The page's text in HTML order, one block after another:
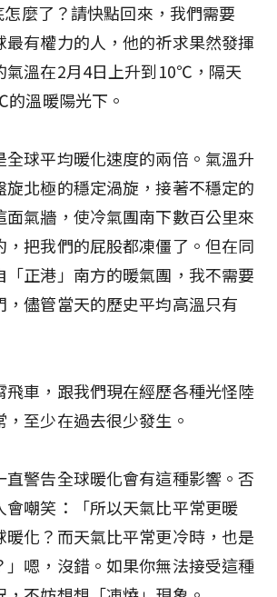
麼了？請快點回來，我們需要
最有權力的人，他的祈求果然發揮
氣溫在2月4日上升到10℃，隔天
溫暖陽光下。
全球平均暖化速度的兩倍。氣溫升
旋北極的穩定渦旋，接著不穩定的
面氣牆，使冷氣團南下數百公里來
，把我們的屁股都凍僵了。但在同
「正港」南方的暖氣團，我不需要
，儘管當天的歷史平均高溫只有
飛車，跟我們現在經歷各種光怪陸
至少在過去很少發生。
直警告全球暖化會有這種影響。否
會嘲笑：「所以天氣比平常更暖
暖化？而天氣比平常更冷時，也是
」嗯，沒錯。如果你無法接受這種